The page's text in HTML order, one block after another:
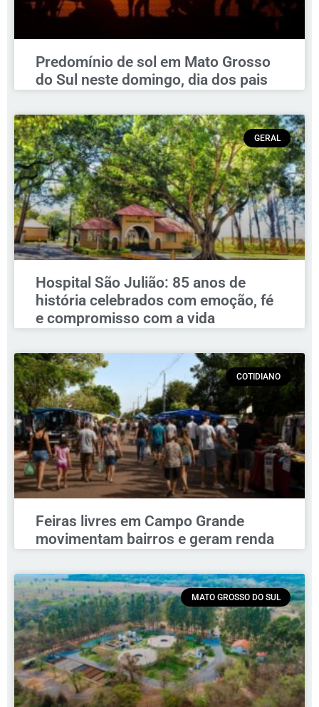
Predomínio de sol em Mato Grosso
do Sul neste domingo, dia dos pais
GERAL
Hospital São Julião: 85 anos de
história celebrados com emoção, fé
e compromisso com a vida
COTIDIANO
Feiras livres em Campo Grande
movimentam bairros e geram renda
MATO GROSSO DO SUL